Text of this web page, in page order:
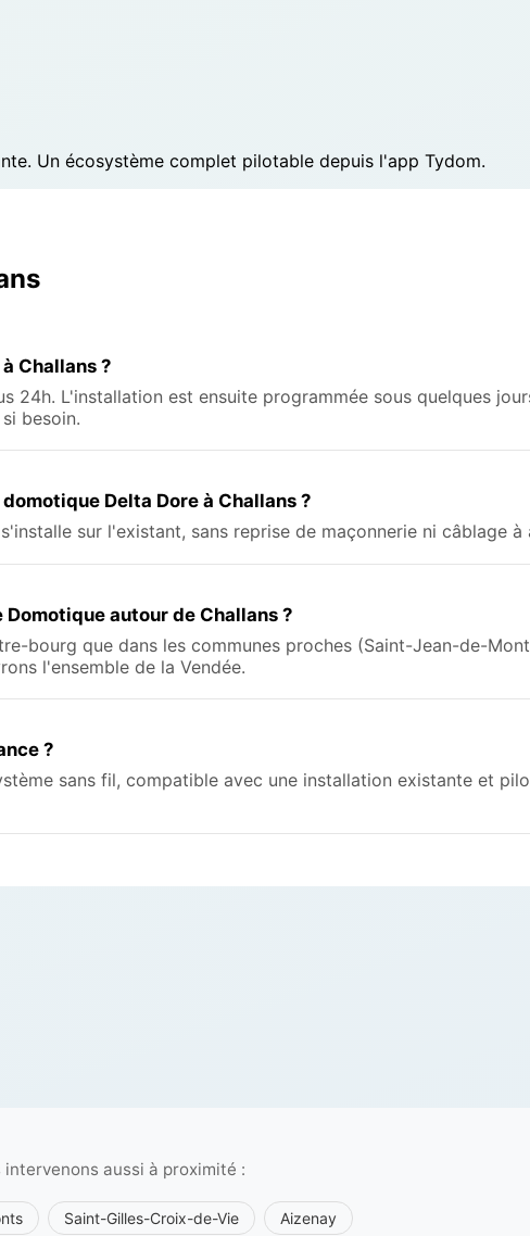
Un écosystème complet pilotable depuis l'app Tydom.
Challans ?
24h. L'installation est ensuite programmée sous quelques
besoin.
Delta Dore à Challans ?
sur l'existant, sans reprise de maçonnerie ni câblage à
autour de Challans ?
bourg que dans les communes proches (Saint-Jean-de-
l'ensemble de la Vendée.
?
sans fil, compatible avec une installation existante et
intervenons aussi à proximité :
Saint-Gilles-Croix-de-Vie Aizenay